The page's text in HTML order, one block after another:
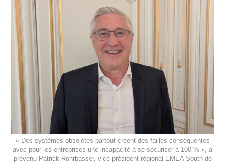
« Des systèmes obsolètes partout créent des failles conséquentes
avec pour les entreprises une incapacité à se sécuriser à 100 % », a
prévenu Patrick Rohrbasser, vice-président régional EMEA South de